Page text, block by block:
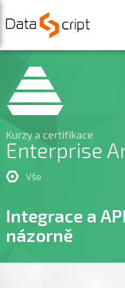
Kurzy a certifikace
Enterprise
Vše
Integrace a
názorně